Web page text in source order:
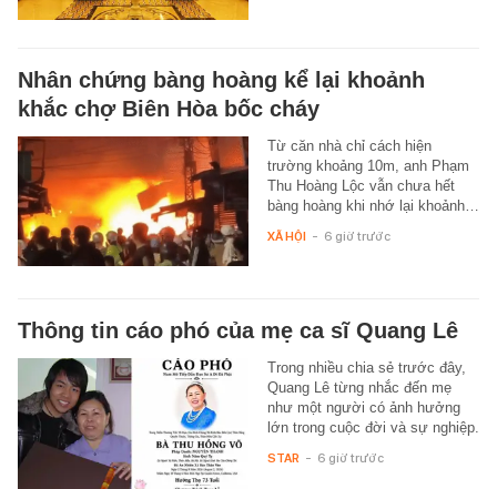
Nhân chứng bàng hoàng kể lại khoảnh
khắc chợ Biên Hòa bốc cháy
Từ căn nhà chỉ cách hiện
trường khoảng 10m, anh Phạm
Thu Hoàng Lộc vẫn chưa hết
bàng hoàng khi nhớ lại khoảnh…
XÃ HỘI - 6 giờ trước
Thông tin cáo phó của mẹ ca sĩ Quang Lê
Trong nhiều chia sẻ trước đây,
Quang Lê từng nhắc đến mẹ
như một người có ảnh hưởng
lớn trong cuộc đời và sự nghiệp.
STAR - 6 giờ trước